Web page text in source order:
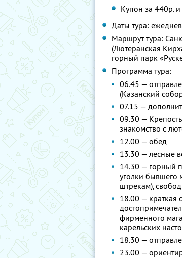
Купон за 440р.
Даты тура:
Маршрут тура:
(Лютеранская
горный парк
Программа тура:
06.45 —
(Казанский
07.15 —
09.30 —
знакомство с
12.00 — обед
13.30 — лесные
14.30 — горный
уголки бывшего
штрекам),
18.00 — краткая
фирменного
карельских
18.30 —
23.00 —